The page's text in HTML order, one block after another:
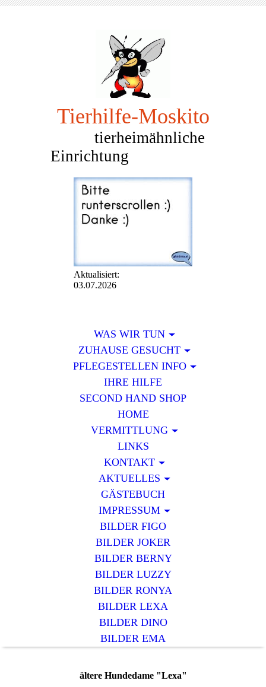
Tierhilfe-Moskito
tierheimähnliche
Einrichtung
Aktualisiert:
03.07.2026
WAS WIR TUN
ZUHAUSE GESUCHT
PFLEGESTELLEN INFO
IHRE HILFE
SECOND HAND SHOP
HOME
VERMITTLUNG
LINKS
KONTAKT
AKTUELLES
GÄSTEBUCH
IMPRESSUM
BILDER FIGO
BILDER JOKER
BILDER BERNY
BILDER LUZZY
BILDER RONYA
BILDER LEXA
BILDER DINO
BILDER EMA
ältere Hundedame "Lexa"